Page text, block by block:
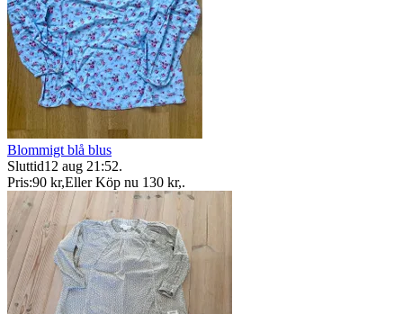
Blommigt blå blus
Sluttid12 aug 21:52.
Pris:90 kr,Eller Köp nu 130 kr,.